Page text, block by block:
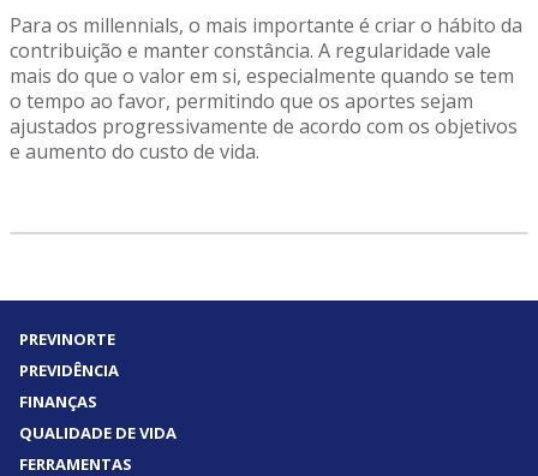
Para os millennials, o mais importante é criar o hábito da
contribuição e manter constância. A regularidade vale
mais do que o valor em si, especialmente quando se tem
o tempo ao favor, permitindo que os aportes sejam
ajustados progressivamente de acordo com os objetivos
e aumento do custo de vida.
PREVINORTE
PREVIDÊNCIA
FINANÇAS
QUALIDADE DE VIDA
FERRAMENTAS